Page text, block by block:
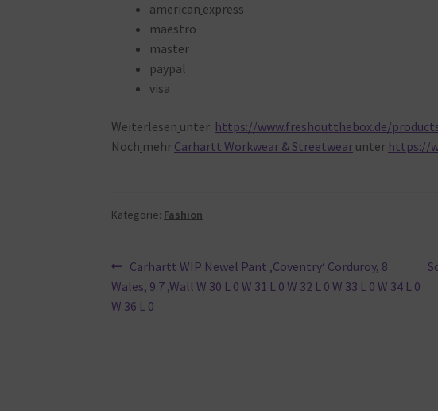
american express
maestro
master
paypal
visa
Weiterlesen unter: https://www.freshoutthebox.de/
Noch mehr Carhartt Workwear & Streetwear unter https://
Kategorie: Fashion
Beitragsnavigation
Vorheriger
Beitrag:
Carhartt WIP Newel Pant ‚Coventry‘ Corduroy, 8
Wales, 9.7 ,Wall W 30 L 0 W 31 L 0 W 32 L 0 W 33 L 0 W 34 L 0
W 36 L 0